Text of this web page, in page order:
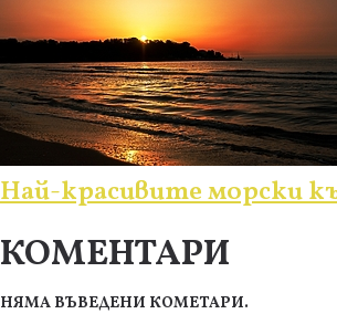
Най-красивите морски
КОМЕНТАРИ
НЯМА ВЪВЕДЕНИ КОМЕТАРИ.